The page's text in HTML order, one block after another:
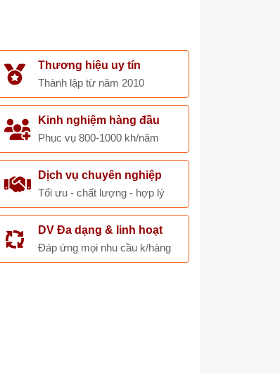
Thương hiệu uy tín
Thành lập từ năm 2010
Kinh nghiệm hàng đầu
Phục vụ 800-1000 kh/năm
Dịch vụ chuyên nghiệp
Tối ưu - chất lượng - hợp lý
DV Đa dạng & linh hoạt
Đáp ứng mọi nhu cầu k/hàng